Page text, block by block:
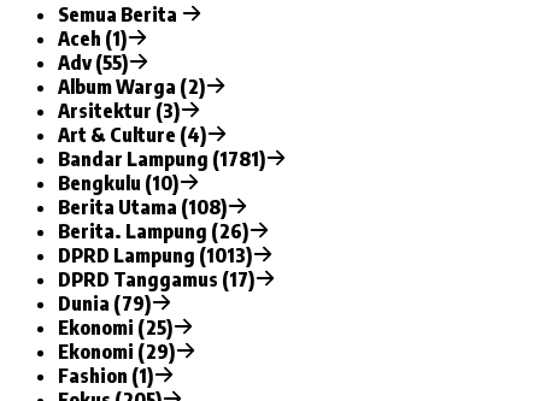
Semua Berita
Aceh (1)
Adv (55)
Album Warga (2)
Arsitektur (3)
Art & Culture (4)
Bandar Lampung (1781)
Bengkulu (10)
Berita Utama (108)
Berita. Lampung (26)
DPRD Lampung (1013)
DPRD Tanggamus (17)
Dunia (79)
Ekonomi (25)
Ekonomi (29)
Fashion (1)